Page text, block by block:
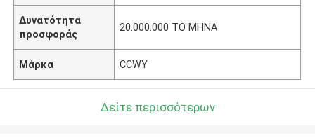
Δυνατότητα
προσφοράς
20.000.000 ΤΟ ΜΗΝΑ
Μάρκα CCWY
Δείτε περισσότερων